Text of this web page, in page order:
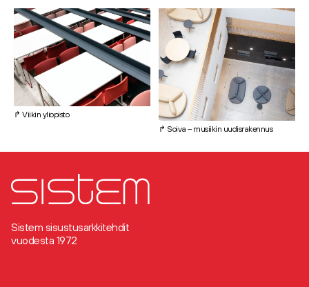
↱ Viikin yliopisto
↱ Soiva – musiikin uudisrakennus
Sistem sisustusarkkitehdit
vuodesta 1972